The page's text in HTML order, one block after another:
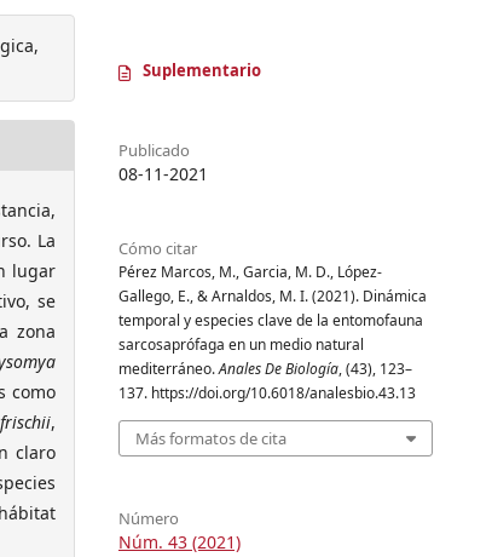
La
lugar
se
zona
como
,
claro
Suplementario
Publicado
08-11-2021
Cómo citar
Pérez Marcos, M., Garcia, M. D., López-
Gallego, E., & Arnaldos, M. I. (2021). Dinámica
temporal y especies clave de la entomofauna
sarcosaprófaga en un medio natural
mediterráneo.Anales De Biología, (43), 123–
137. https://doi.org/10.6018/analesbio.43.13
Más formatos de cita
Número
Núm. 43 (2021)